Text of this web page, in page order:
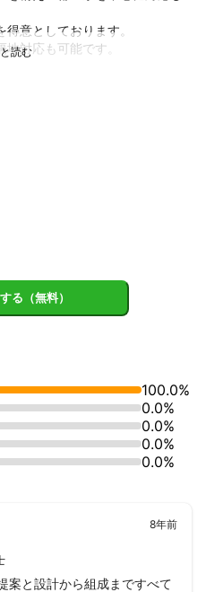
意としております。
成
頼者様に寄り添いながら、フ
る（無料）
100.0%
0.0%
0.0%
0.0%
0.0%
8年前
案と設計から組成まですべて